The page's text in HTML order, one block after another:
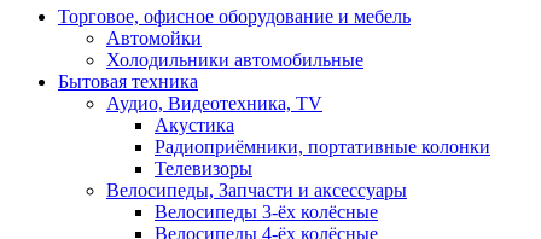
Торговое, офисное оборудование и мебель
Автомойки
Холодильники автомобильные
Бытовая техника
Аудио, Видеотехника, TV
Акустика
Радиоприёмники, портативные колонки
Телевизоры
Велосипеды, Запчасти и аксессуары
Велосипеды 3-ёх колёсные
Велосипеды 4-ёх колёсные